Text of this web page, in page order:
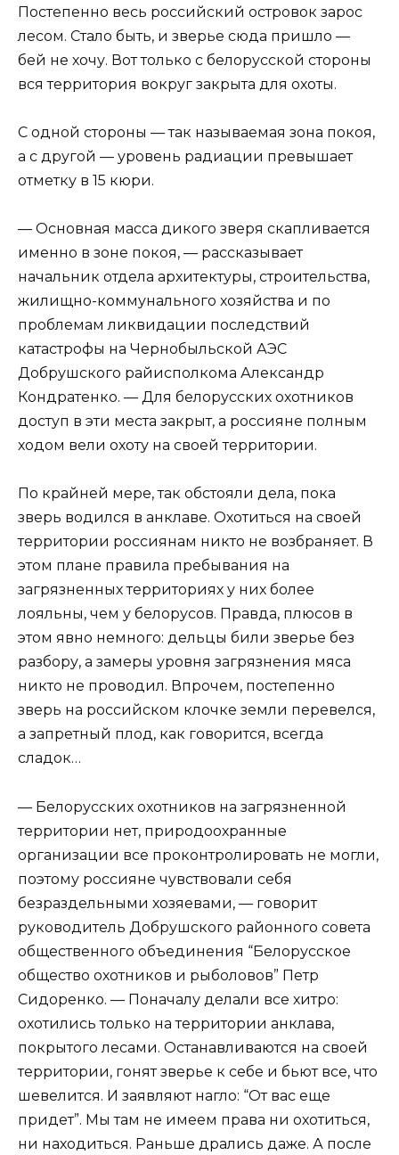
Постепенно весь российский островок зарос
лесом. Стало быть, и зверье сюда пришло —
бей не хочу. Вот только с белорусской стороны
вся территория вокруг закрыта для охоты.
С одной стороны — так называемая зона покоя,
а с другой — уровень радиации превышает
отметку в 15 кюри.
— Основная масса дикого зверя скапливается
именно в зоне покоя, — рассказывает
начальник отдела архитектуры, строительства,
жилищно-коммунального хозяйства и по
проблемам ликвидации последствий
катастрофы на Чернобыльской АЭС
Добрушского райисполкома Александр
Кондратенко. — Для белорусских охотников
доступ в эти места закрыт, а россияне полным
ходом вели охоту на своей территории.
По крайней мере, так обстояли дела, пока
зверь водился в анклаве. Охотиться на своей
территории россиянам никто не возбраняет. В
этом плане правила пребывания на
загрязненных территориях у них более
лояльны, чем у белорусов. Правда, плюсов в
этом явно немного: дельцы били зверье без
разбору, а замеры уровня загрязнения мяса
никто не проводил. Впрочем, постепенно
зверь на российском клочке земли перевелся,
а запретный плод, как говорится, всегда
сладок…
— Белорусских охотников на загрязненной
территории нет, природоохранные
организации все проконтролировать не могли,
поэтому россияне чувствовали себя
безраздельными хозяевами, — говорит
руководитель Добрушского районного совета
общественного объединения “Белорусское
общество охотников и рыболовов” Петр
Сидоренко. — Поначалу делали все хитро:
охотились только на территории анклава,
покрытого лесами. Останавливаются на своей
территории, гонят зверье к себе и бьют все, что
шевелится. И заявляют нагло: “От вас еще
придет”. Мы там не имеем права ни охотиться,
ни находиться. Раньше дрались даже. А после